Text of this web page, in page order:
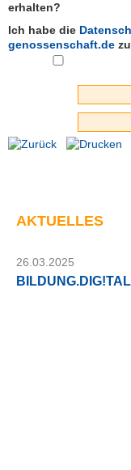
e
r
e
D
a
g
erhalten?
Ich habe die
genossenschaft.de
AKTUELLES
26.03.2025